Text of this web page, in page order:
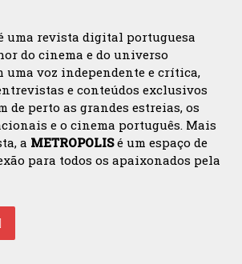
uma revista digital portuguesa
do cinema e do universo
uma voz independente e crítica,
e conteúdos exclusivos
de perto as grandes estreias, os
e o cinema português. Mais
a METROPOLISé um espaço de
para todos os apaixonados pela